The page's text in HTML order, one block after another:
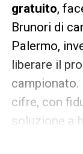
gratuito,
Brunori di
Palermo,
liberare il
cifre, con
soluzione a